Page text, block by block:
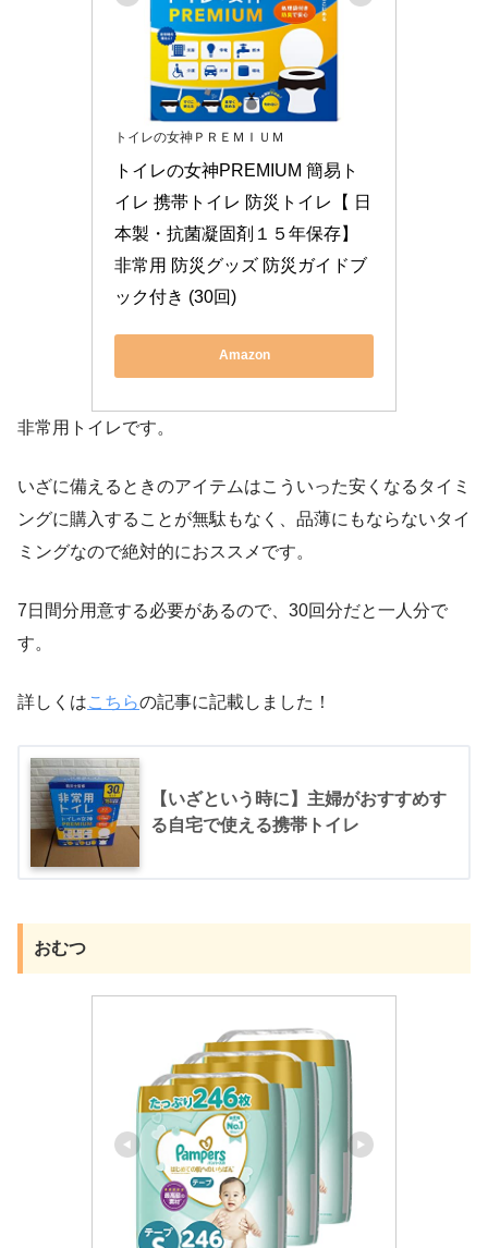
トイレの女神ＰＲＥＭＩＵＭ
トイレの女神PREMIUM 簡易ト
イレ 携帯トイレ 防災トイレ【 日
本製・抗菌凝固剤１５年保存】
非常用 防災グッズ 防災ガイドブ
ック付き (30回)
Amazon
非常用トイレです。
いざに備えるときのアイテムはこういった安くなるタイミ
ングに購入することが無駄もなく、品薄にもならないタイ
ミングなので絶対的におススメです。
7日間分用意する必要があるので、30回分だと一人分で
す。
詳しくはこちらの記事に記載しました！
【いざという時に】主婦がおすすめす
る自宅で使える携帯トイレ
おむつ